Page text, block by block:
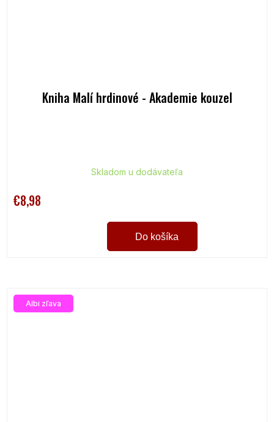
Kniha Malí hrdinové - Akademie kouzel
Skladom u dodávateľa
€8,98
Do košíka
Albi zľava